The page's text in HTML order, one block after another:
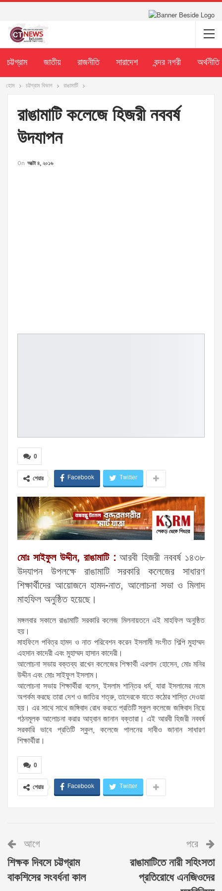
চট্টগ্রাম জাতীয় রাজনীতি সারাদেশ বন্দর নগরী অর্থনীতি
হোম চট্টগ্রাম বিভাগ রাঙামাটি
রাঙামাটি কলেজে হিজরী নববর্ষ
উদযাপন
On অক্টো ৪, ২০১৬
0
শেয়ার Facebook Twitter
মোঃ সাইফুল উদ্দীন, রাঙামাটি :আরবী হিজরী নববর্ষ ১৪৩৮
উদযাপন উপলক্ষে রাঙামাটি সরকারি কলেজের সাধারণ
শিক্ষার্থীদের আয়োজনে হামদ-নাত, আলোচনা সভা ও মিলাদ
মাহফিল অনুষ্ঠিত হয়েছে।
মঙ্গলবার সকালে রাঙামাটি সরকারি কলেজ মিলনায়তনে এই মাহফিল অনুষ্ঠিত
হয়।
মাহফিলে পবিত্র হামদ ও নাত পরিবেশন করেন ইসলামী সংগীত শিল্পি মুহাম্মদ
এহসান কাদেরী এবং মুহাম্মদ হাসান কাদেরী।
আলোচনা সভায় বক্তব্য রাখেন কলেজের শিক্ষার্থী এরশাদ হোসেন, মোঃ মনির
উদ্দীন এবং মোঃ সাইফুল ইসলাম।
আলোচনা সভায় শিক্ষার্থীরা বলেন, ইসলাম শান্তির ধর্ম, যারা ইসলামের নামে
অপর্কম করছে তারা দেশ ও জাতির শত্রু, তাদেরকে যাতে কঠোর শাস্তি দেওয়া
হয়। এর সাথে সাথে জঙ্গিবাদ রোধ করতে প্রতিটি স্কুল কলেজে জঙ্গিবাদ নিয়ে
গঠনমূলক আলোচনা করার আহ্বান জানান বক্তারা। এই আরবী হিজরী নববর্ষ
সরকারি ভাবে প্রতিটি স্কুল, কলেজে পালনের দাবীও জানান সাধারণ
শিক্ষার্থীরা।
0
শেয়ার Facebook Twitter
আগে
শিক্ষক দিবসে চট্টগ্রাম
বাকশিসের সংবর্ধনা কাল
পরে
রাঙামাটিতে নারী সহিংসতা
প্রতিরোধে এনজিওদের